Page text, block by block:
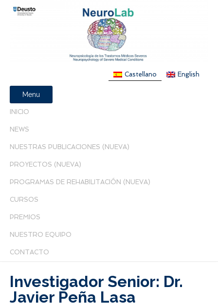
Castellano English
Menu
INICIO
NEWS
NUESTRAS PUBLICACIONES (NUEVA)
PROYECTOS (NUEVA)
PROGRAMAS DE REHABILITACIÓN (NUEVA)
CURSOS
PREMIOS
NUESTRO EQUIPO
CONTACTO
Investigador Senior: Dr.
Javier Peña Lasa